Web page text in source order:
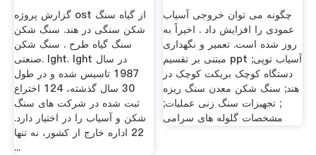
گزارش پروژه ost از گیاه سنگ
شکن سنگی در هند. سنگ شکن
سنگ گیاه طرح . سنگ شکن
صنعتی. lght. lght در سال
1987 تاسیس شده و در طول
30 سال گذشته، 124 اختراع
ثبت شده در شركت های سنگ
شكن و آسیاب را در اختیار دارد.
22 اداره خارج از کشور، نه تنها
...
چگونه می توان خروجی آسیاب
عمودی را افزایش داد . اخیراً به
روز شده است. تعمیر و نگهداری
مبتنی بر تقسیم ppt آسیاب توپی;
دستگاه کوچک بریکت کوچک در
هند; سنگ شکن معدن سنگ ریزه
; تجهیزات سنگ زنی عملیات;
مشخصات گلوله های سرامی